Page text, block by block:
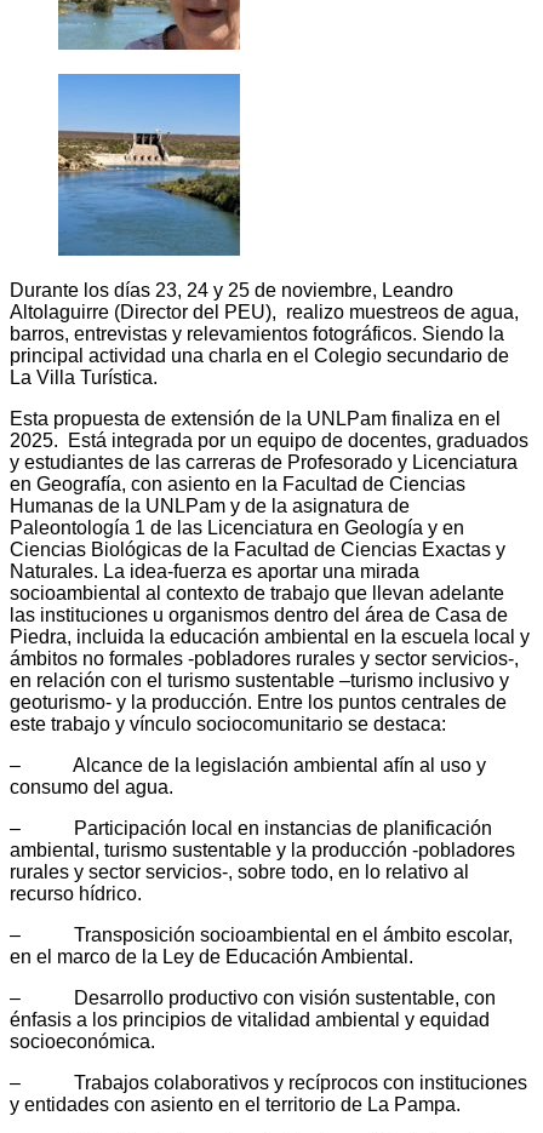
Durante los días 23, 24 y 25 de noviembre, Leandro
Altolaguirre (Director del PEU), realizo muestreos de agua,
barros, entrevistas y relevamientos fotográficos. Siendo la
principal actividad una charla en el Colegio secundario de
La Villa Turística.
Esta propuesta de extensión de la UNLPam finaliza en el
2025. Está integrada por un equipo de docentes, graduados
y estudiantes de las carreras de Profesorado y Licenciatura
en Geografía, con asiento en la Facultad de Ciencias
Humanas de la UNLPam y de la asignatura de
Paleontología 1 de las Licenciatura en Geología y en
Ciencias Biológicas de la Facultad de Ciencias Exactas y
Naturales. La idea-fuerza es aportar una mirada
socioambiental al contexto de trabajo que llevan adelante
las instituciones u organismos dentro del área de Casa de
Piedra, incluida la educación ambiental en la escuela local y
ámbitos no formales -pobladores rurales y sector servicios-,
en relación con el turismo sustentable –turismo inclusivo y
geoturismo- y la producción. Entre los puntos centrales de
este trabajo y vínculo sociocomunitario se destaca:
– Alcance de la legislación ambiental afín al uso y
consumo del agua.
– Participación local en instancias de planificación
ambiental, turismo sustentable y la producción -pobladores
rurales y sector servicios-, sobre todo, en lo relativo al
recurso hídrico.
– Transposición socioambiental en el ámbito escolar,
en el marco de la Ley de Educación Ambiental.
– Desarrollo productivo con visión sustentable, con
énfasis a los principios de vitalidad ambiental y equidad
socioeconómica.
– Trabajos colaborativos y recíprocos con instituciones
y entidades con asiento en el territorio de La Pampa.